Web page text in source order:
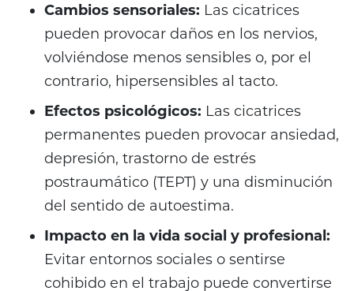
Cambios sensoriales: Las cicatrices
pueden provocar daños en los nervios,
volviéndose menos sensibles o, por el
contrario, hipersensibles al tacto.
Efectos psicológicos: Las cicatrices
permanentes pueden provocar ansiedad,
depresión, trastorno de estrés
postraumático (TEPT) y una disminución
del sentido de autoestima.
Impacto en la vida social y profesional:
Evitar entornos sociales o sentirse
cohibido en el trabajo puede convertirse